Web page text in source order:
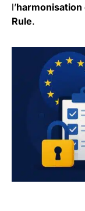
l’
Rule.